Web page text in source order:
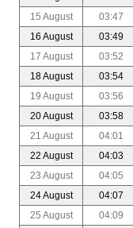
15 August
03:47
16 August
03:49
17 August
03:52
18 August
03:54
19 August
03:56
20 August
03:58
21 August
04:01
22 August
04:03
23 August
04:05
24 August
04:07
25 August
04:09